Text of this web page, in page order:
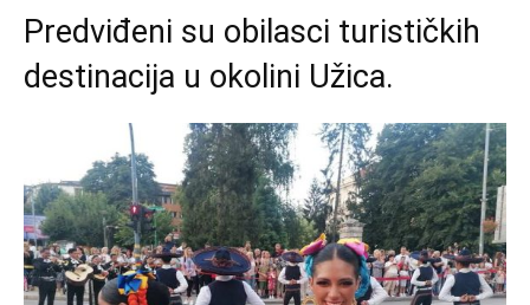
Predviđeni su obilasci turističkih
destinacija u okolini Užica.